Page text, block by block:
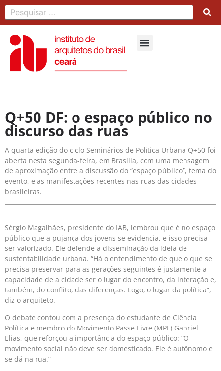
Q+50 DF: o espaço público no
discurso das ruas
A quarta edição do ciclo Seminários de Política Urbana Q+50 foi
aberta nesta segunda-feira, em Brasília, com uma mensagem
de aproximação entre a discussão do “espaço público”, tema do
evento, e as manifestações recentes nas ruas das cidades
brasileiras.
Sérgio Magalhães, presidente do IAB, lembrou que é no espaço
público que a pujança dos jovens se evidencia, e isso precisa
ser valorizado. Ele defende a disseminação da ideia de
sustentabilidade urbana. “Há o entendimento de que o que se
precisa preservar para as gerações seguintes é justamente a
capacidade de a cidade ser o lugar do encontro, da interação e,
também, do conflito, das diferenças. Logo, o lugar da política”,
diz o arquiteto.
O debate contou com a presença do estudante de Ciência
Política e membro do Movimento Passe Livre (MPL) Gabriel
Elias, que reforçou a importância do espaço público: “O
movimento social não deve ser domesticado. Ele é autônomo e
se dá na rua.”